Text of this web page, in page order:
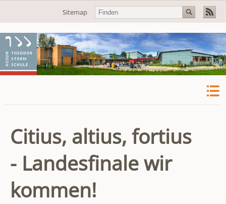
Navigation
Sitemap
Citius, altius, fortius
- Landesfinale wir
kommen!